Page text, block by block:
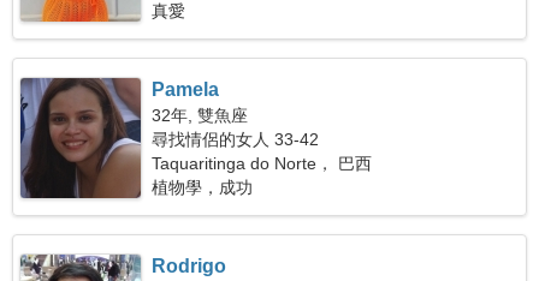
真愛
Pamela
32年, 雙魚座
尋找情侶的女人 33-42
Taquaritinga do Norte， 巴西
植物學，成功
Rodrigo